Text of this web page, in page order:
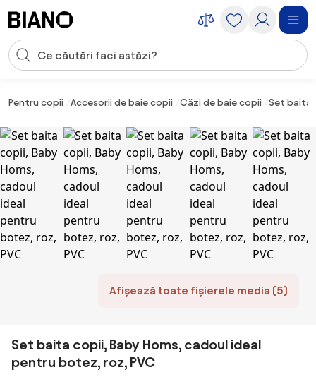
Introducerea căutării
Pentru copii Accesorii de baie copii Căzi de baie copii Set baita
Afișează toate fișierele media (5)
Set baita copii, Baby Homs, cadoul ideal
pentru botez, roz, PVC